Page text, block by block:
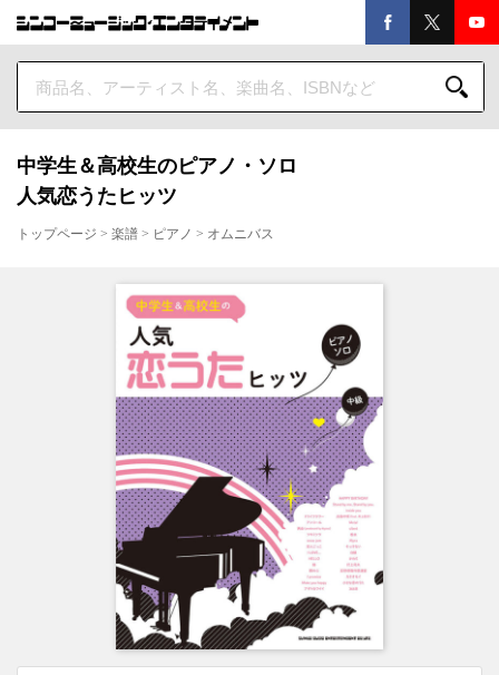
中学生＆高校生のピアノ・ソロ
人気恋うたヒッツ
トップページ > 楽譜 > ピアノ > オムニバス